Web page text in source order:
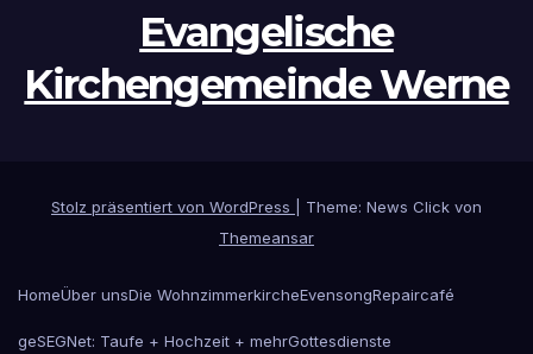
Evangelische
Kirchengemeinde Werne
Stolz präsentiert von WordPress
Theme: News Click von
Themeansar
HomeÜber unsDie WohnzimmerkircheEvensongRepaircafé
geSEGNet: Taufe + Hochzeit + mehrGottesdienste